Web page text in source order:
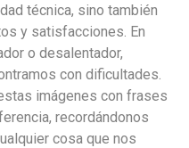
técnica, sino también
y satisfacciones. En
o desalentador,
con dificultades.
imágenes con frases
recordándonos
cosa que nos